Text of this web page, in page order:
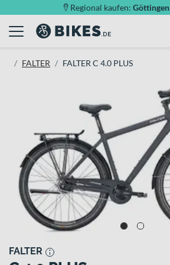
Regional kaufen: Göttingen
FALTER FALTER C 4.0 PLUS
FALTER